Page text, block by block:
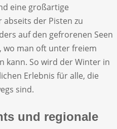
eine großartige
der Pisten zu
auf den gefrorenen Seen
wo man oft unter freiem
kann. So wird der Winter in
Erlebnis für alle, die
sind.
und regionale